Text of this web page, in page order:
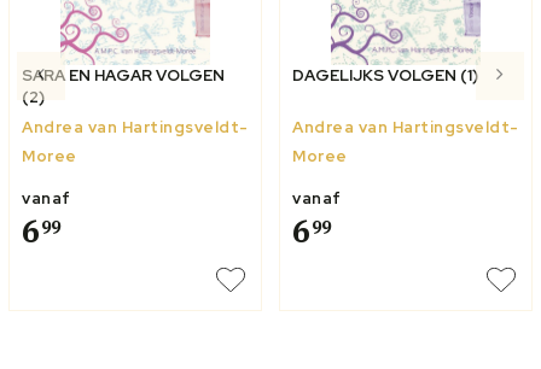
SARA EN HAGAR VOLGEN
(2)
Andrea van Hartingsveldt-
Moree
vanaf
699
DAGELIJKS VOLGEN (1)
Andrea van Hartingsveldt-
Moree
vanaf
699